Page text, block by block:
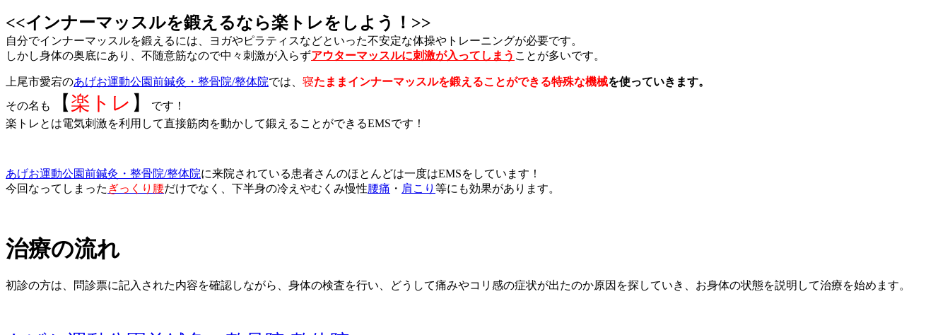
<<インナーマッスルを鍛えるなら楽トレをしよう！>>
自分でインナーマッスルを鍛えるには、ヨガやピラティスなどといった不安定な体操やトレーニングが必要です。
しかし身体の奥底にあり、不随意筋なので中々刺激が入らずアウターマッスルに刺激が入ってしまう ことが多いです。
上尾市愛宕のあげお運動公園前鍼灸・整骨院/整体院では、 寝たままインナーマッスルを鍛えることができる特殊な機械を使っていきます。
その名も
【楽トレ 】
です！
楽トレとは電気刺激を利用して直接筋肉を動かして鍛えることができるEMSです！
あげお運動公園前鍼灸・整骨院/整体院に来院されている患者さんのほとんどは一度はEMSをしています！
今回なってしまった ぎっくり腰だけでなく、下半身の冷えやむくみ慢性腰痛 ・ 肩こり 等にも効果があります。
治療の流れ
初診の方は、問診票に記入された内容を確認しながら、身体の検査を行い、どうして痛みやコリ感の症状が出たのか原因を探していき、お身体の状態を説明して治療を始めます。